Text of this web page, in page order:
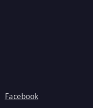
Facebook